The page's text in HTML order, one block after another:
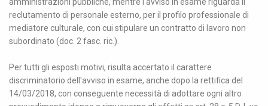
reclutamento di personale esterno, per il profilo professionale di
mediatore culturale, con cui stipulare un contratto di lavoro non
subordinato (doc. 2 fasc. ric.).
Per tutti gli esposti motivi, risulta accertato il carattere
discriminatorio dell'avviso in esame, anche dopo la rettifica del
14/03/2018, con conseguente necessità di adottare ogni altro